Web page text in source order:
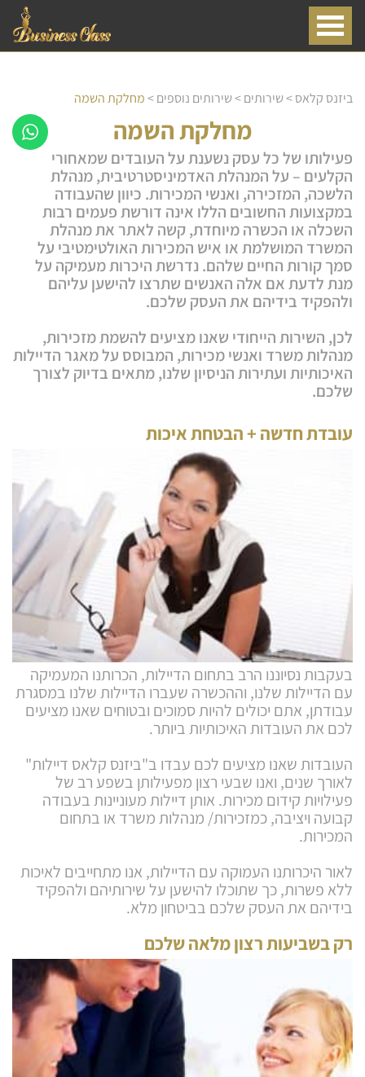
ביזנס קלאס>שירותים>שירותים נוספים>מחלקת השמה
מחלקת השמה
פעילותו של כל עסק נשענת על העובדים שמאחורי
הקלעים – על המנהלת האדמיניסטרטיבית, מנהלת
הלשכה, המזכירה, ואנשי המכירות. כיוון שהעבודה
במקצועות החשובים הללו אינה דורשת פעמים רבות
השכלה או הכשרה מיוחדת, קשה לאתר את מנהלת
המשרד המושלמת או איש המכירות האולטימטיבי על
סמך קורות החיים שלהם. נדרשת היכרות מעמיקה על
מנת לדעת אם אלה האנשים שתרצו להישען עליהם
ולהפקיד בידיהם את העסק שלכם.
לכן, השירות הייחודי שאנו מציעים להשמת מזכירות,
מנהלות משרד ואנשי מכירות, המבוסס על מאגר הדיילות
האיכותיות ועתירות הניסיון שלנו, מתאים בדיוק לצורך
שלכם.
עובדת חדשה + הבטחת איכות
בעקבות נסיוננו הרב בתחום הדיילות, הכרותנו המעמיקה
עם הדיילות שלנו, וההכשרה שעברו הדיילות שלנו במסגרת
עבודתן, אתם יכולים להיות סמוכים ובטוחים שאנו מציעים
לכם את העובדות האיכותיות ביותר.
העובדות שאנו מציעים לכם עבדו ב"ביזנס קלאס דיילות"
לאורך שנים, ואנו שבעי רצון מפעילותן בשפע רב של
פעילויות קידום מכירות. אותן דיילות מעוניינות בעבודה
קבועה ויציבה, כמזכירות/ מנהלות משרד או בתחום
המכירות.
לאור היכרותנו העמוקה עם הדיילות, אנו מתחייבים לאיכות
ללא פשרות, כך שתוכלו להישען על שירותיהם ולהפקיד
בידיהם את העסק שלכם בביטחון מלא.
רק בשביעות רצון מלאה שלכם